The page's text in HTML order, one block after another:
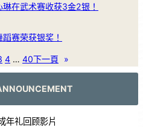
在武术赛收获3金2银！
赛荣获银奖！
4 … 40下一頁 »
年礼回顾影片